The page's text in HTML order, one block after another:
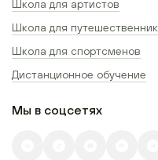
Школа для артистов
Школа для
Школа для спортсменов
Дистанционное обучение
Мы в соцсетях